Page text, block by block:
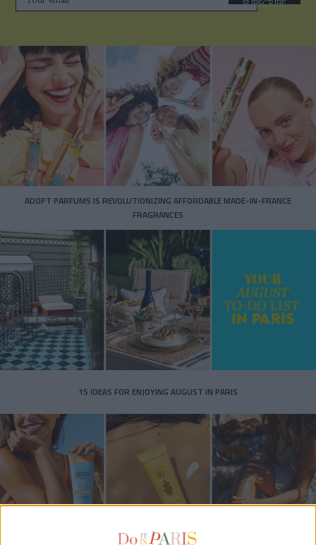
SUBSCRIBE
ADOPT PARFUMS IS REVOLUTIONIZING AFFORDABLE MADE-IN-FRANCE
FRAGRANCES
15 IDEAS FOR ENJOYING AUGUST IN PARIS